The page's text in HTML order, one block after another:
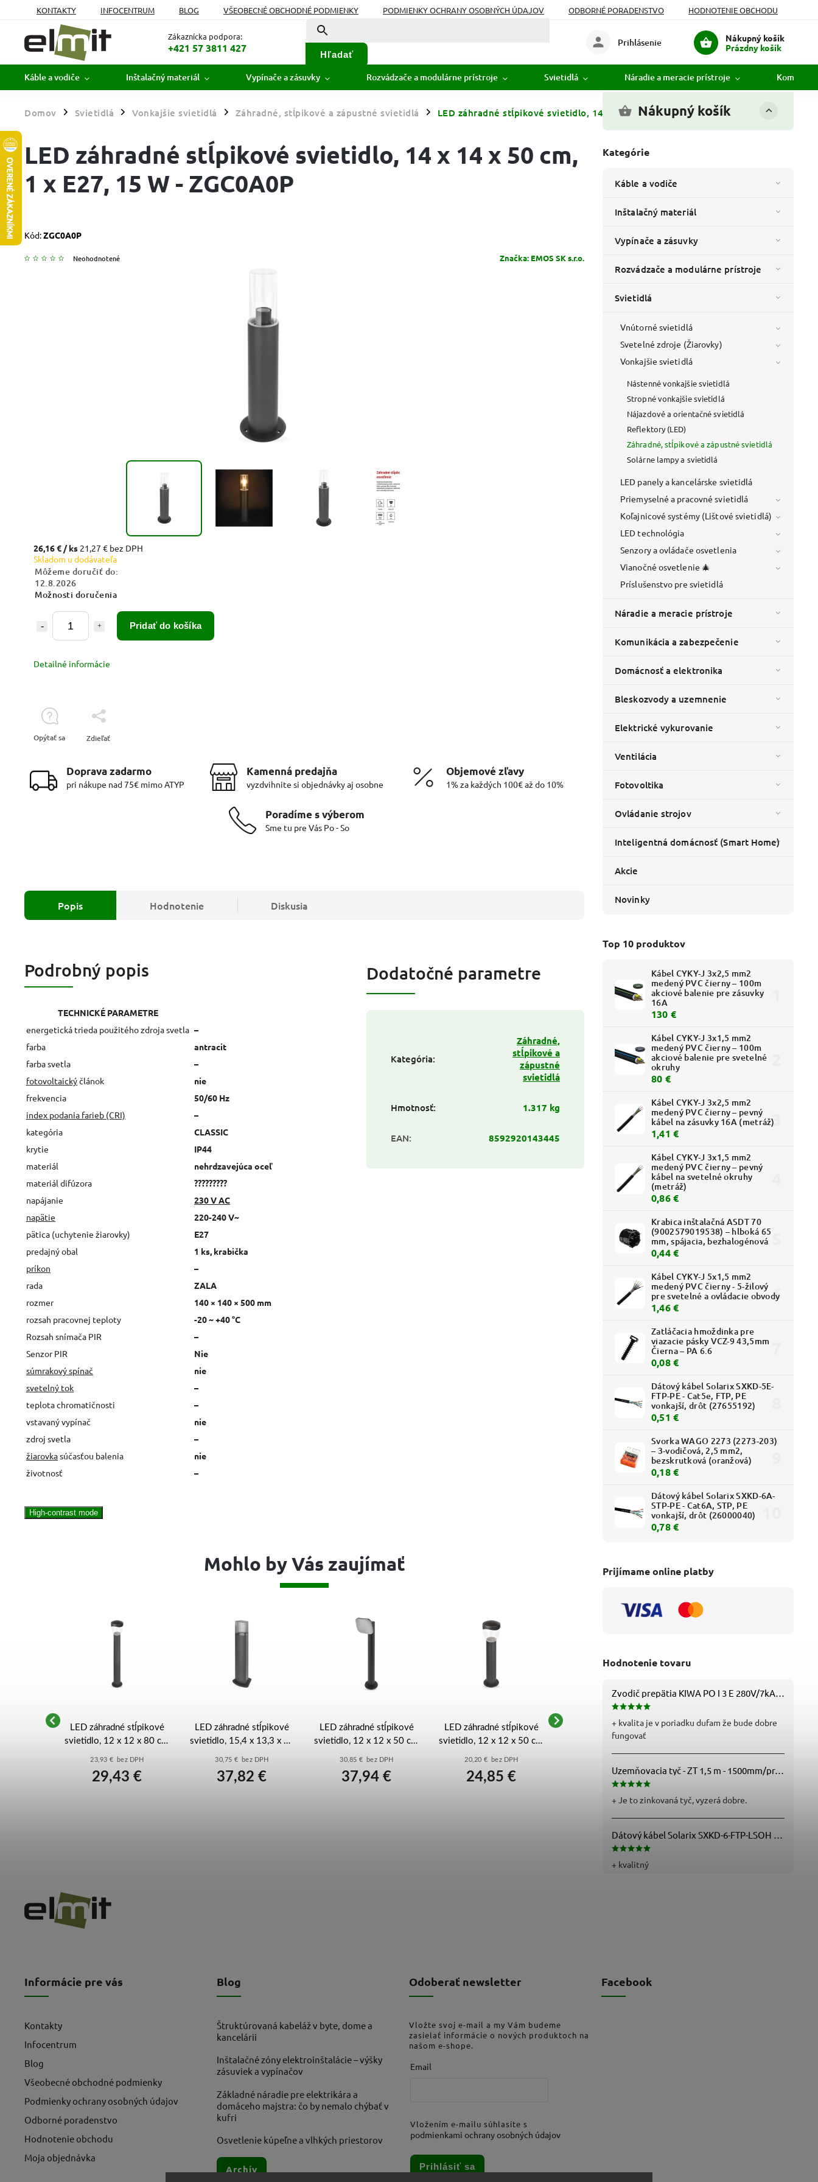
KONTAKTY INFOCENTRUM BLOG VŠEOBECNÉ OBCHODNÉ PODMIENKY PODMIENKY OCHRANY OSOBNÝCH ÚDAJOV ODBORNÉ PORADENSTVO
HODNOTENIE OBCHODU
MOJA OBJEDNÁVKA
Zákaznícka podpora:
+421 57 3811 427
Hľadať
Nákupný košík
Prázdny košík
Prihlásenie
Káble a vodiče Inštalačný materiál Vypínače a zásuvky Rozvádzače a modulárne prístroje Svietidlá Náradie a meracie prístroje
Domov / Svietidlá / Vonkajšie svietidlá / Záhradné, stĺpikové a zápustné svietidlá / LED záhradné stĺpikové svietidlo, 14 x 14 x 50 cm, 1 x E27, 15 W - ZGC0A0P
Nákupný košík
Kategórie
Káble a vodiče
Inštalačný materiál
Vypínače a zásuvky
Rozvádzače a modulárne prístroje
Svietidlá
Vnútorné svietidlá
Svetelné zdroje (Žiarovky)
Vonkajšie svietidlá
Nástenné vonkajšie svietidlá
Stropné vonkajšie svietidlá
Nájazdové a orientačné svietidlá
Reflektory (LED)
Záhradné, stĺpikové a zápustné svietidlá
Solárne lampy a svietidlá
LED panely a kancelárske svietidlá
Priemyselné a pracovné svietidlá
Koľajnicové systémy (Lištové svietidlá)
LED technológia
Senzory a ovládače osvetlenia
Vianočné osvetlenie 🎄
Príslušenstvo pre svietidlá
Náradie a meracie prístroje
Komunikácia a zabezpečenie
Domácnosť a elektronika
Bleskozvody a uzemnenie
Elektrické vykurovanie
Ventilácia
Fotovoltika
Ovládanie strojov
Inteligentná domácnosť (Smart Home)
Akcie
Novinky
Top 10 produktov
Kábel CYKY-J 3x2,5 mm2
medený PVC čierny – 100m
akciové balenie pre zásuvky
16A
130 €
Kábel CYKY-J 3x1,5 mm2
medený PVC čierny – 100m
akciové balenie pre svetelné
okruhy
80 €
Kábel CYKY-J 3x2,5 mm2
medený PVC čierny – pevný
kábel na zásuvky 16A (metráž)
1,41 €
Kábel CYKY-J 3x1,5 mm2
medený PVC čierny – pevný
kábel na svetelné okruhy
(metráž)
0,86 €
Krabica inštalačná ASDT 70
(9002579019538) – hlboká 65
mm, spájacia, bezhalogénová
0,44 €
Kábel CYKY-J 5x1,5 mm2
medený PVC čierny - 5-žilový
pre svetelné a ovládacie obvody
1,46 €
Zatláčacia hmoždinka pre
viazacie pásky VCZ-9 43,5mm
Čierna – PA 6.6
0,08 €
Dátový kábel Solarix SXKD-5E-
FTP-PE - Cat5e, FTP, PE
vonkajší, drôt (27655192)
0,51 €
Svorka WAGO 2273 (2273-203)
– 3-vodičová, 2,5 mm2,
bezskrutková (oranžová)
0,18 €
Dátový kábel Solarix SXKD-6A-
STP-PE - Cat6A, STP, PE
vonkajší, drôt (26000040)
0,78 €
Prijímame online platby
Hodnotenie tovaru
+ kvalita je v poriadku dufam že bude dobre
fungovať
Uzemňovacia tyč - ZT 1,5 m - 1500mm/pr.25mm - Fe/Zn - f712112
+ Je to zinkovaná tyč, vyzerá dobre.
+ kvalitný
LED záhradné stĺpikové svietidlo, 14 x 14 x 50 cm,
1 x E27, 15 W - ZGC0A0P
Kód:ZGC0A0P
Neohodnotené Značka: EMOS SK s.r.o.
26,16 € / ks 21,27 € bez DPH
Skladom u dodávateľa
Môžeme doručiť do:
12.8.2026
Možnosti doručenia
Pridať do košíka
Detailné informácie
Opýtať sa Zdieľať
Doprava zadarmo
pri nákupe nad 75€ mimo ATYP
Kamenná predajňa
vyzdvihnite si objednávky aj osobne
Objemové zľavy
1% za každých 100€ až do 10%
Poradíme s výberom
Sme tu pre Vás Po - So
Popis Hodnotenie Diskusia
Podrobný popis
TECHNICKÉ PARAMETRE
energetická trieda použitého zdroja svetla –
farba
antracit
farba svetla
–
fotovoltaickýčlánok
nie
frekvencia
50/60 Hz
index podania farieb (CRI)
–
kategória
CLASSIC
krytie
IP44
materiál
nehrdzavejúca oceľ
materiál difúzora
?????????
napájanie
230 V AC
napätie
220-240 V~
pätica (uchytenie žiarovky)
E27
predajný obal
1 ks, krabička
príkon
–
rada
ZALA
rozmer
140 × 140 × 500 mm
rozsah pracovnej teploty
-20 ~ +40 °C
Rozsah snímača PIR
–
Senzor PIR
Nie
súmrakový spínač
nie
svetelný tok
–
teplota chromatičnosti
–
vstavaný vypínač
nie
zdroj svetla
–
žiarovkasúčasťou balenia
nie
životnosť
–
Dodatočné parametre
Kategória:
Záhradné,
stĺpikové a
zápustné
svietidlá
Hmotnosť: 1.317 kg
EAN: 8592920143445
High-contrast mode
Mohlo by Vás zaujímať
LED záhradné stĺpikové
svietidlo, 12 x 12 x 80 cm,
23,93 € bez DPH
29,43 €
LED záhradné stĺpikové
svietidlo, 15,4 x 13,3 x 75
30,75 € bez DPH
37,82 €
LED záhradné stĺpikové
svietidlo, 12 x 12 x 50 cm,
30,85 € bez DPH
37,94 €
LED záhradné stĺpikové
svietidlo, 12 x 12 x 50 cm,
20,20 € bez DPH
24,85 €
LED záhradné stĺpikové
svietidlo, 15,3 x 13,3 x 45
cm, 1 x E27, 25 W -
ZGL0A0P
32,70 €
LED záhradné stĺpikové
12,5 W, teplá bílá -
ZGE0C4L
42,52 €
Informácie pre vás
Kontakty
Infocentrum
Blog
Všeobecné obchodné podmienky
Podmienky ochrany osobných údajov
Odborné poradenstvo
Hodnotenie obchodu
Moja objednávka
Blog
Štruktúrovaná kabeláž v byte, dome a
kancelárii
Inštalačné zóny elektroinštalácie – výšky
zásuviek a vypínačov
Základné náradie pre elektrikára a
domáceho majstra: čo by nemalo chýbať v
kufri
Osvetlenie kúpeľne a vlhkých priestorov
Archív
Odoberať newsletter
Vložte svoj e-mail a my Vám budeme
zasielať informácie o nových produktoch na
našom e-shope.
Email
Vložením e-mailu súhlasíte s
podmienkami ochrany osobných údajov
Prihlásiť sa
Facebook